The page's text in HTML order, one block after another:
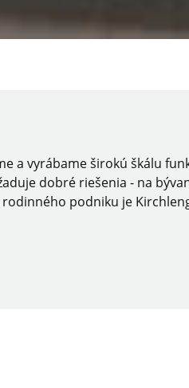
a vyrábame širokú škálu
dobré riešenia - na
podniku je